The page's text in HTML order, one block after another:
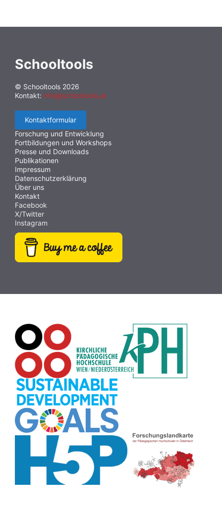
Schooltools
© Schooltools 2026
Kontakt: info@schooltools.at
Kontaktformular
Forschung und Entwicklung
Fortbildungen und Workshops
Presse und Downloads
Publikationen
Impressum
Datenschutzerklärung
Über uns
Kontakt
Facebook
X/Twitter
Instagram